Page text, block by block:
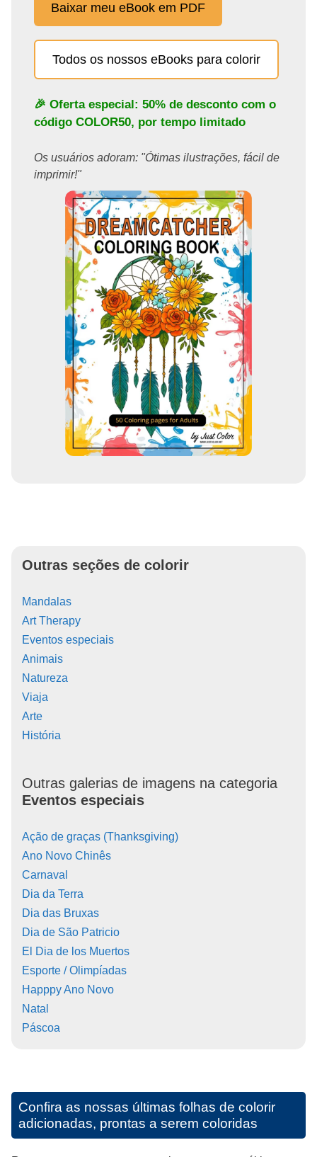
Baixar meu eBook em PDF
Todos os nossos eBooks para colorir
🎉 Oferta especial: 50% de desconto com o
código COLOR50, por tempo limitado
Os usuários adoram: "Ótimas ilustrações, fácil de
imprimir!"
Outras seções de colorir
Mandalas
Art Therapy
Eventos especiais
Animais
Natureza
Viaja
Arte
História
Outras galerias de imagens na categoria
Eventos especiais
Ação de graças (Thanksgiving)
Ano Novo Chinês
Carnaval
Dia da Terra
Dia das Bruxas
Dia de São Patricio
El Dia de los Muertos
Esporte / Olimpíadas
Happpy Ano Novo
Natal
Páscoa
Confira as nossas últimas folhas de colorir
adicionadas, prontas a serem coloridas